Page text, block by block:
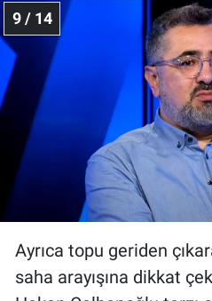
9 / 14
Ayrıca topu geriden
saha arayışına dikkat